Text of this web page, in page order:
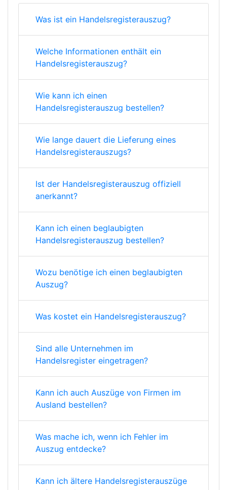
Was ist ein Handelsregisterauszug?
Welche Informationen enthält ein
Handelsregisterauszug?
Wie kann ich einen
Handelsregisterauszug bestellen?
Wie lange dauert die Lieferung eines
Handelsregisterauszugs?
Ist der Handelsregisterauszug offiziell
anerkannt?
Kann ich einen beglaubigten
Handelsregisterauszug bestellen?
Wozu benötige ich einen beglaubigten
Auszug?
Was kostet ein Handelsregisterauszug?
Sind alle Unternehmen im
Handelsregister eingetragen?
Kann ich auch Auszüge von Firmen im
Ausland bestellen?
Was mache ich, wenn ich Fehler im
Auszug entdecke?
Kann ich ältere Handelsregisterauszüge